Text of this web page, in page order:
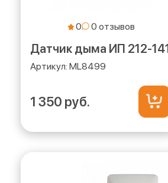
0
Датчик дыма ИП 212-141
ML8499
1 350 руб.